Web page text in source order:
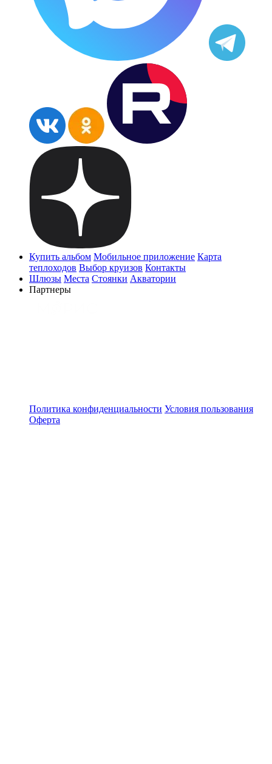
Купить альбом Мобильное приложение Карта
теплоходов Выбор круизов Контакты
Шлюзы Места Стоянки Акватории
Партнеры
Политика конфиденциальности Условия пользования
Оферта